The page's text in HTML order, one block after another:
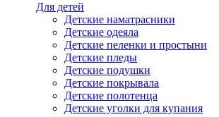
Для детей
Детские наматрасники
Детские одеяла
Детские пеленки и простыни
Детские пледы
Детские подушки
Детские покрывала
Детские полотенца
Детские уголки для купания